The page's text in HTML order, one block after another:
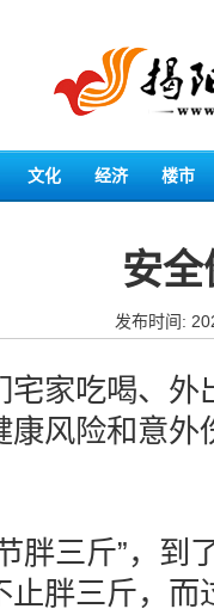
文化 经济 楼市
安
发布时间:
家吃喝、外
康风险和意
三斤”，到
止胖三斤，而